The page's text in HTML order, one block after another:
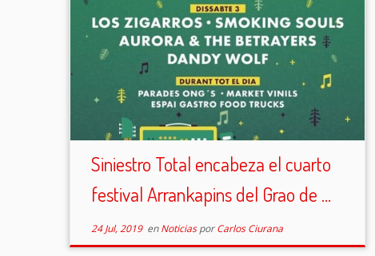
Siniestro Total encabeza el cuarto
festival Arrankapins del Grao de ...
24 Jul, 2019enNoticiasporCarlos Ciurana